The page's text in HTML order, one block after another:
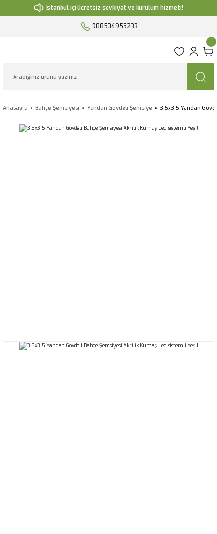
İstanbul içi ücretsiz sevkiyat ve kurulum hizmeti!
908504955233
Anasayfa Bahçe Şemsiyesi Yandan Gövdeli Şemsiye 3.5x3.5 Yandan